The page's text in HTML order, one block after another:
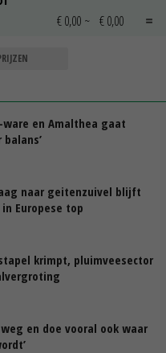
€ 0,00 ~ € 0,00
ware en Amalthea gaat
naar geitenzuivel blijft
Europese top
krimpt, pluimveesector
en doe vooral ook waar